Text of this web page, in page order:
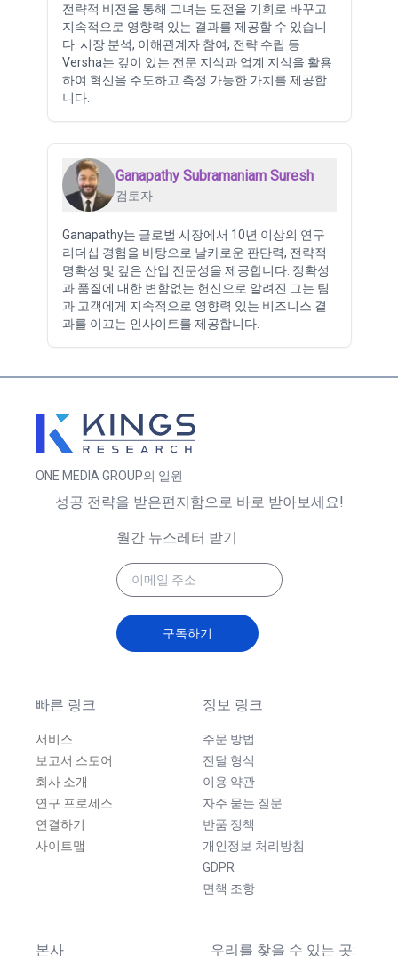
전략적 비전을 통해 그녀는 도전을 기회로 바꾸고
지속적으로 영향력 있는 결과를 제공할 수 있습니
다. 시장 분석, 이해관계자 참여, 전략 수립 등
Versha는 깊이 있는 전문 지식과 업계 지식을 활용
하여 혁신을 주도하고 측정 가능한 가치를 제공합
니다.
Ganapathy Subramaniam Suresh
검토자
Ganapathy는 글로벌 시장에서 10년 이상의 연구
리더십 경험을 바탕으로 날카로운 판단력, 전략적
명확성 및 깊은 산업 전문성을 제공합니다. 정확성
과 품질에 대한 변함없는 헌신으로 알려진 그는 팀
과 고객에게 지속적으로 영향력 있는 비즈니스 결
과를 이끄는 인사이트를 제공합니다.
ONE MEDIA GROUP의 일원
빠른 링크
서비스
보고서 스토어
회사 소개
연구 프로세스
연결하기
사이트맵
정보 링크
주문 방법
전달 형식
이용 약관
자주 묻는 질문
반품 정책
개인정보 처리방침
GDPR
면책 조항
본사 우리를 찾을 수 있는 곳:
성공 전략을 받은편지함으로 바로 받아보세요!
월간 뉴스레터 받기
구독하기